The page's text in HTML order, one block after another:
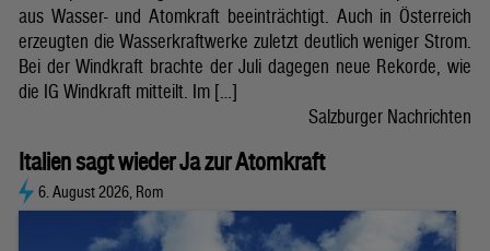
aus Wasser- und Atomkraft beeinträchtigt. Auch in Österreich
erzeugten die Wasserkraftwerke zuletzt deutlich weniger Strom.
Bei der Windkraft brachte der Juli dagegen neue Rekorde, wie
die IG Windkraft mitteilt. Im […]
Salzburger Nachrichten
Italien sagt wieder Ja zur Atomkraft
6. August 2026, Rom